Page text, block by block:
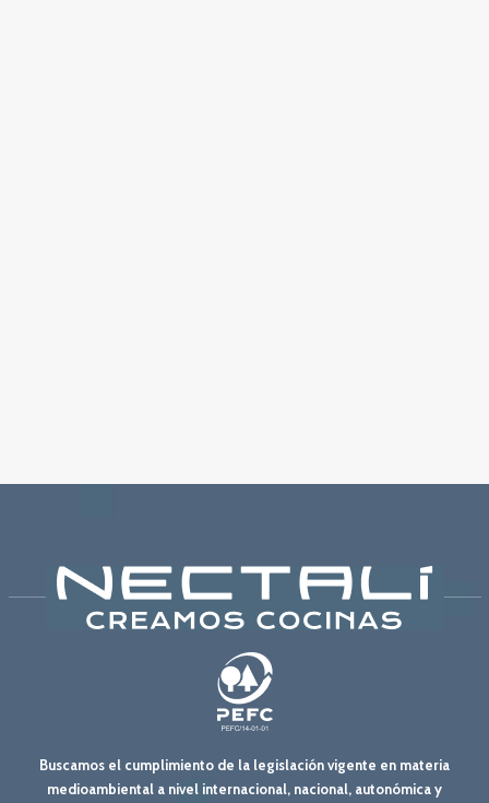
Buscamos el cumplimiento de la legislación vigente en materia
medioambiental a nivel internacional, nacional, autonómica y